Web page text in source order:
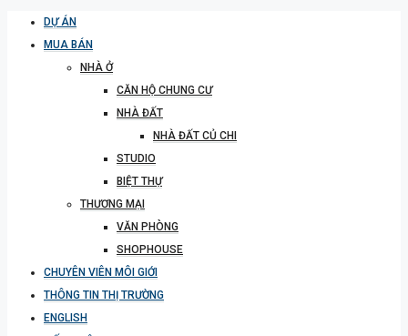
DỰ ÁN
MUA BÁN
NHÀ Ở
CĂN HỘ CHUNG CƯ
NHÀ ĐẤT
NHÀ ĐẤT CỦ CHI
STUDIO
BIỆT THỰ
THƯƠNG MẠI
VĂN PHÒNG
SHOPHOUSE
CHUYÊN VIÊN MÔI GIỚI
THÔNG TIN THỊ TRƯỜNG
ENGLISH